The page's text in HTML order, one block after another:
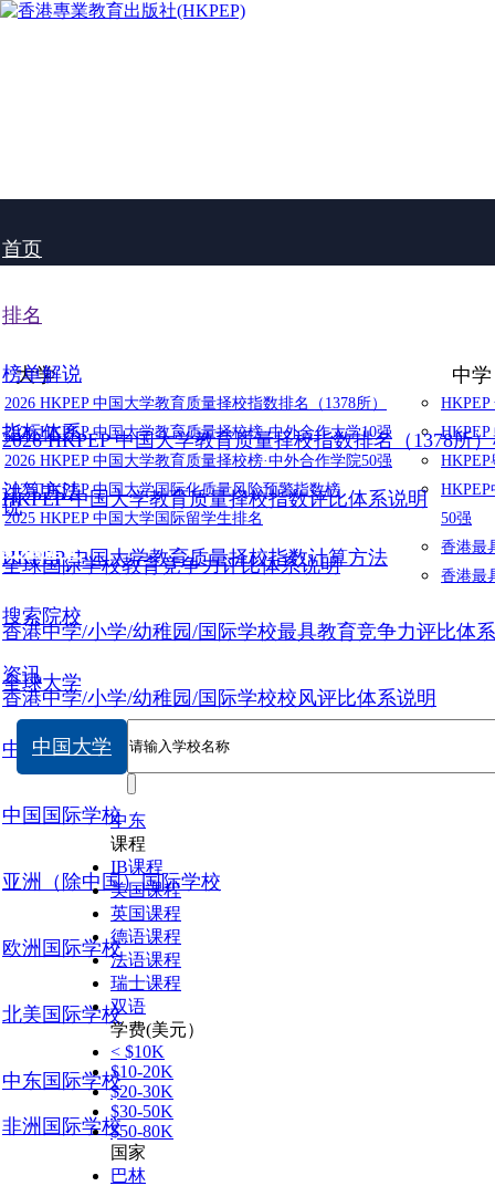
首页
排名
大学
2026 HKPEP 中国大学教育质量择校指数排名（1378所）
2026 HKPEP 中国大学教育质量择校榜·中外合作大学10强
2026 HKPEP 中国大学教育质量择校榜·中外合作学院50强
2025 HKPEP 中国大学国际化质量风险预警指数榜
2025 HKPEP 中国大学国际留学生排名
中学
50强
香港最
香港最
榜单解说
2026 HKPEP 中国大学教育质量择校指数排名（1378所
说
指标体系
HKPEP 中国大学教育质量择校指数评比体系说明
全球国际学校教育竞争力评比体系说明
香港中学/小学/幼稚园/国际学校最具教育竞争力评比体
香港中学/小学/幼稚园/国际学校校风评比体系说明
计算方法
HKPEP 中国大学教育质量择校指数计算方法
数据提交
搜索院校
全球大学
中国大学
中国国际学校
亚洲（除中国）国际学校
欧洲国际学校
北美国际学校
中东国际学校
非洲国际学校
资讯
中国大学
中东
课程
IB课程
美国课程
英国课程
德语课程
法语课程
瑞士课程
双语
学费(美元）
< $10K
$10-20K
$20-30K
$30-50K
$50-80K
国家
巴林